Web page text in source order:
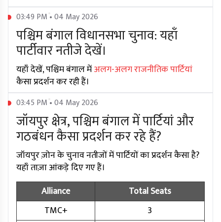
03:49 PM • 04 May 2026
पश्चिम बंगाल विधानसभा चुनाव: यहाँ
पार्टीवार नतीजे देखें।
यहाँ देखें, पश्चिम बंगाल मेंअलग-अलग राजनीतिक पार्टियां
कैसा प्रदर्शन कर रही हैं।
03:45 PM • 04 May 2026
जॉयपुर क्षेत्र, पश्चिम बंगाल में पार्टियां और
गठबंधन कैसा प्रदर्शन कर रहे हैं?
जॉयपुर ज़ोन के चुनाव नतीजों में पार्टियों का प्रदर्शन कैसा है?
यहाँ ताज़ा आंकड़े दिए गए हैं।
Alliance
Total Seats
TMC+
3